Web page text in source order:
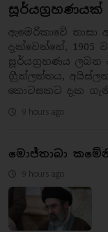
සූර්යග්‍රහණයක්
ඇමෙරිකාවේ
දැක්වෙන්නේ,
සූර්යග්‍රහණය ලබන
ග්‍රීන්ලන්තය,
කොටසකට දැක
9 hours ago
මොජ්තාබා
9 hours ago